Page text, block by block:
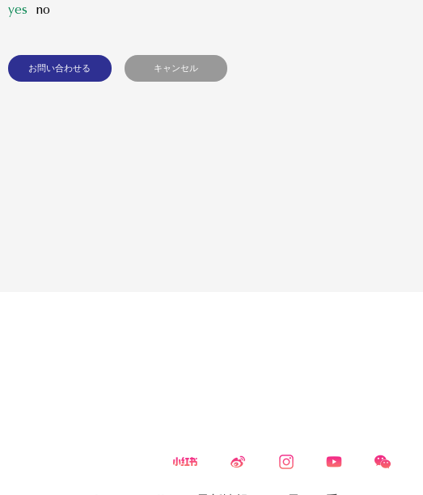
yes no